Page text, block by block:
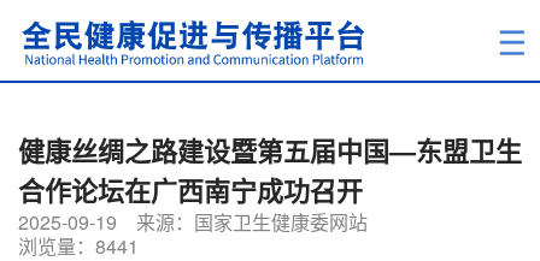
健康丝绸之路建设暨第五届中国—东盟卫生
合作论坛在广西南宁成功召开
2025-09-19
来源：国家卫生健康委网站
浏览量：8441